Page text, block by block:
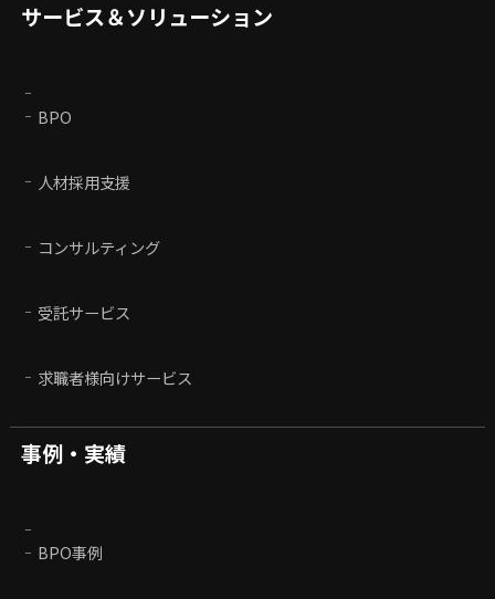
サービス＆ソリューション
BPO
人材採用支援
コンサルティング
受託サービス
求職者様向けサービス
事例・実績
BPO事例